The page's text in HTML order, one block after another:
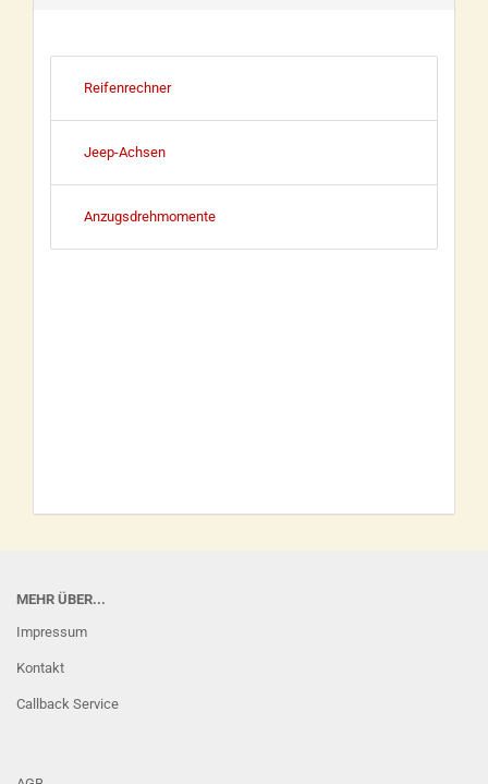
Reifenrechner
Jeep-Achsen
Anzugsdrehmomente
MEHR ÜBER...
Impressum
Kontakt
Callback Service